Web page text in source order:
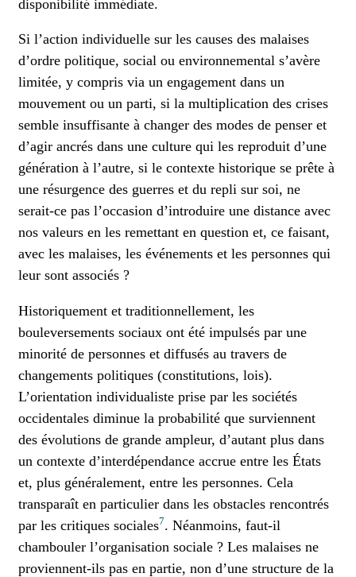
disponibilité immédiate.
Si l’action individuelle sur les causes des malaises
d’ordre politique, social ou environnemental s’avère
limitée, y compris via un engagement dans un
mouvement ou un parti, si la multiplication des crises
semble insuffisante à changer des modes de penser et
d’agir ancrés dans une culture qui les reproduit d’une
génération à l’autre, si le contexte historique se prête à
une résurgence des guerres et du repli sur soi, ne
serait-ce pas l’occasion d’introduire une distance avec
nos valeurs en les remettant en question et, ce faisant,
avec les malaises, les événements et les personnes qui
leur sont associés ?
Historiquement et traditionnellement, les
bouleversements sociaux ont été impulsés par une
minorité de personnes et diffusés au travers de
changements politiques (constitutions, lois).
L’orientation individualiste prise par les sociétés
occidentales diminue la probabilité que surviennent
des évolutions de grande ampleur, d’autant plus dans
un contexte d’interdépendance accrue entre les États
et, plus généralement, entre les personnes. Cela
transparaît en particulier dans les obstacles rencontrés
par les critiques sociales7. Néanmoins, faut-il
chambouler l’organisation sociale ? Les malaises ne
proviennent-ils pas en partie, non d’une structure de la